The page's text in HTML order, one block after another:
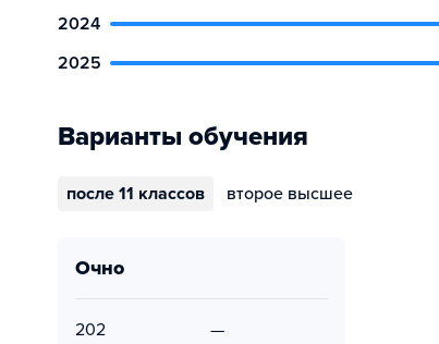
2024
2025
Варианты обучения
после 11 классов второе высшее
очно
202 —